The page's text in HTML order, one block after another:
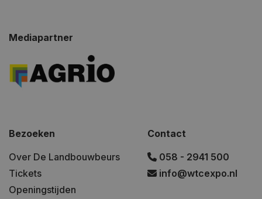
Mediapartner
Bezoeken
Over De Landbouwbeurs
Tickets
Openingstijden
Contact
058 - 2941 500
info@wtcexpo.nl